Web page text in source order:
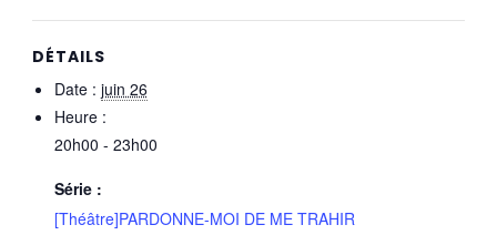
DÉTAILS
Date : juin 26
Heure :
20h00 - 23h00
Série :
[Théâtre]PARDONNE-MOI DE ME TRAHIR